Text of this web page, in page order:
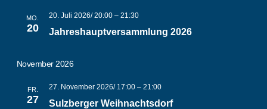
MO.
20 Jahreshauptversammlung 2026
20. Juli 2026/ 20:00– 21:30
November 2026
FR.
27 Sulzberger Weihnachtsdorf
27. November 2026/ 17:00– 21:00